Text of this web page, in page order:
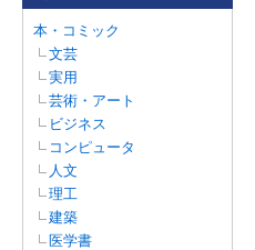
本・コミック
文芸
実用
芸術・アート
ビジネス
コンピュータ
人文
理工
建築
医学書